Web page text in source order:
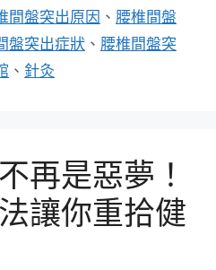
間盤突出原因 、 腰椎間盤
盤突出症狀 、 腰椎間盤突
、 針灸
再是惡夢！
讓你重拾健